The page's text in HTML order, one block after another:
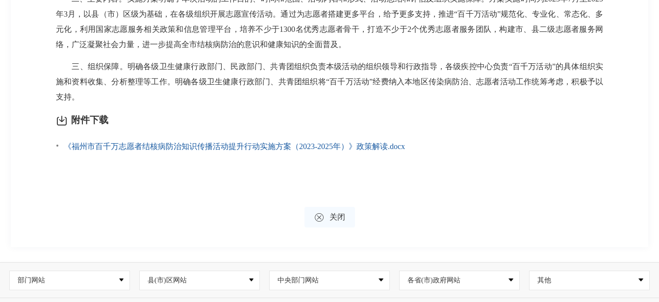
年3月，以县（市）区级为基础，在各级组织开展志愿宣传活动。通过为志愿者搭建更多平台，给予更多支持，推进“百千万活动”规范化、专业化、常态化、多
元化，利用国家志愿服务相关政策和信息管理平台，培养不少于1300名优秀志愿者骨干，打造不少于2个优秀志愿者服务团队，构建市、县二级志愿者服务网
络，广泛凝聚社会力量，进一步提高全市结核病防治的意识和健康知识的全面普及。
三、组织保障。明确各级卫生健康行政部门、民政部门、共青团组织负责本级活动的组织领导和行政指导，各级疾控中心负责“百千万活动”的具体组织实
施和资料收集、分析整理等工作。明确各级卫生健康行政部门、共青团组织将“百千万活动”经费纳入本地区传染病防治、志愿者活动工作统筹考虑，积极予以
支持。
附件下载
《福州市百千万志愿者结核病防治知识传播活动提升行动实施方案（2023-2025年）》政策解读.docx
 关闭
部门网站 县(市)区网站 中央部门网站 各省(市)政府网站 其他